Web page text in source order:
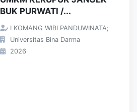
BUK PURWATI /...
I KOMANG WIBI PANDUWINATA;
Universitas Bina Darma
2026